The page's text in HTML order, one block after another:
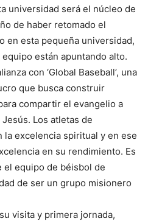
universidad será el núcleo de
de haber retomado el
en esta pequeña universidad,
están apuntando alto.
con ‘Global Baseball’, una
que busca construir
compartir el evangelio a
Los atletas de
la excelencia spiritual y en ese
en su rendimiento. Es
el equipo de béisbol de
de ser un grupo misionero
visita y primera jornada,